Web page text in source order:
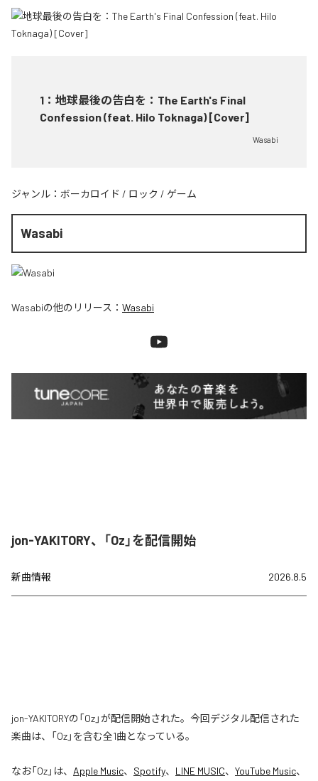
1 ： 地球最後の告白を：The Earth's Final
Confession (feat. Hilo Toknaga) [Cover]
Wasabi
ジャンル： ボーカロイド / ロック / ゲーム
Wasabi
Wasabiの他のリリース： Wasabi
jon-YAKITORY、「Oz」を配信開始
新曲情報 2026.8.5
jon-YAKITORYの「Oz」が配信開始された。今回デジタル配信された
楽曲は、「Oz」を含む全1曲となっている。
なお「Oz」は、 Apple Music、 Spotify、 LINE MUSIC、 YouTube Music、